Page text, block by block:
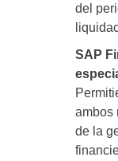
del
SAP
ambos
de la